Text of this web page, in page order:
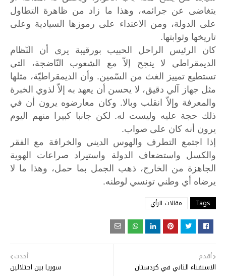
يتغاضى عن جرائمه، وهذا ما زاد من ظاهرة التطاول
على الدولة، ومن الاعتداء على رموزها السيادية وعلى
تاريخها وثوابتها.
كان الرئيس الراحل الحبيب بورقيبة يرى أن النّظام
الديمقراطي لا ينجح إلاّ مع الشعوب النّاضجة، التي
تستطيع تمييز الغث من السّمين. وأن الديمقراطيّة، مثلها
مثل جهاز آلي دقيق، لا يحسن أن يعهد به إلاّ لذوي الخبرة
والمعرفة وإلاّ انقلب وبالا. وكان معارضوه يرون أن في
ذلك حجة عليه وليست له. لكن جانبا كبيرا منهم اليوم
يرون أنه كان على صواب.
إذا اجتمع التطرف والهوس الديني والخرافة مع
الفقر
والكسل
واستضعاف الدولة واستيراد صراعات
الهوية
الجاهزة من الخارج، ذهب الجمل بما حمل، وهذا ما لا
يرضاه أي وطني تونسي لوطنه.
Tags مقالات الرأي
أحدث
سوريا بين احتلالين
أقدم
الاستفتاء الثاني في كردستان